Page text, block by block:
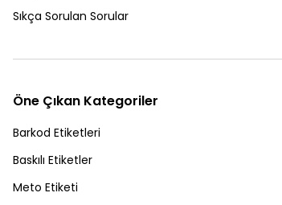
Sıkça Sorulan Sorular
Öne Çıkan Kategoriler
Barkod Etiketleri
Baskılı Etiketler
Meto Etiketi